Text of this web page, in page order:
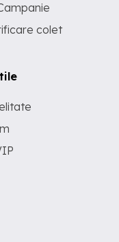
colet